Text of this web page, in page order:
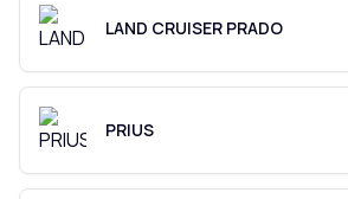
LAND CRUISER PRADO
PRIUS